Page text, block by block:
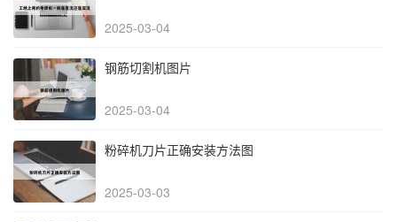
2025-03-04
钢筋切割机图片
2025-03-04
粉碎机刀片正确安装方法图
2025-03-03